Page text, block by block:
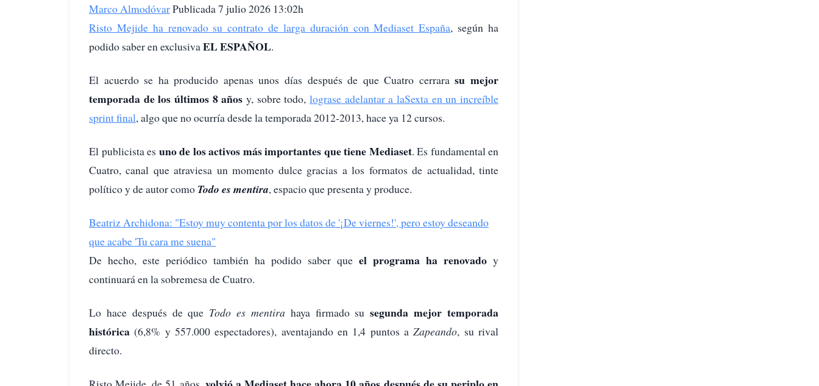
Marco AlmodóvarPublicada 7 julio 2026 13:02h
Risto Mejide ha renovado su contrato de larga duración con Mediaset España, según ha
podido saber en exclusivaEL ESPAÑOL.
El acuerdo se ha producido apenas unos días después de que Cuatro cerrarasu mejor
temporada de los últimos 8 años y, sobre todo, lograse adelantar a laSexta en un increíble
sprint final, algo que no ocurría desde la temporada 2012-2013, hace ya 12 cursos.
El publicista es uno de los activos más importantes que tiene Mediaset. Es fundamental en
Cuatro, canal que atraviesa un momento dulce gracias a los formatos de actualidad, tinte
político y de autor como Todo es mentira, espacio que presenta y produce.
Beatriz Archidona: "Estoy muy contenta por los datos de '¡De viernes!', pero estoy deseando
que acabe 'Tu cara me suena"
De hecho, este periódico también ha podido saber que el programa ha renovado y
continuará en la sobremesa de Cuatro.
Lo hace después de que Todo es mentira haya firmado su segunda mejor temporada
histórica (6,8% y 557.000 espectadores), aventajando en 1,4 puntos aZapeando, su rival
directo.